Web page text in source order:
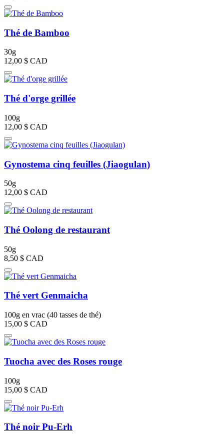
Thé de Bamboo
30g
12,00 $ CAD
Thé d'orge grillée
100g
12,00 $ CAD
Gynostema cinq feuilles (Jiaogulan)
50g
12,00 $ CAD
Thé Oolong de restaurant
50g
8,50 $ CAD
Thé vert Genmaicha
100g en vrac (40 tasses de thé)
15,00 $ CAD
Tuocha avec des Roses rouge
100g
15,00 $ CAD
Thé noir Pu-Erh